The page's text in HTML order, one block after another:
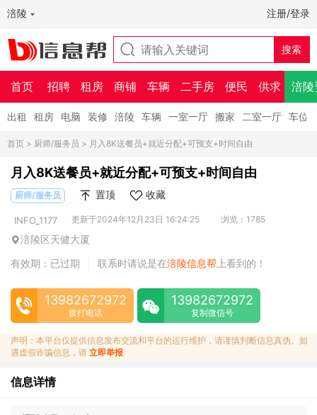
涪陵 注册/登录
首页 招聘 租房 商铺 车辆 二手房 便民 供求 涪陵
出租 租房 电脑 装修 涪陵 车辆 一室一厅 搬家 二室一厅 车位
首页 > 厨师/服务员 > 月入8K送餐员+就近分配+可预支+时间自由
月入8K送餐员+就近分配+可预支+时间自由
厨师/服务员 置顶 收藏
INFO_1177 更新于2024年12月23日 16:24:25 浏览：1785
涪陵区天健大厦
有效期：已过期
联系时请说是在涪陵信息帮 上看到的！
13982672972
拨打电话
13982672972
复制微信号
声明：本平台仅提供信息发布交流和平台的运行维护，请谨慎判断信息真伪。如
遇虚假诈骗信息，请 立即举报
信息详情